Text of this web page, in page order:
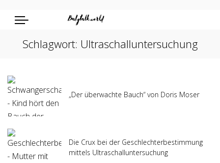
Schlagwort: Ultraschalluntersuchung
„Der überwachte Bauch“ von Doris Moser
Die Crux bei der Geschlechterbestimmung
mittels Ultraschalluntersuchung